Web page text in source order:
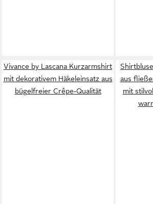
Vivance by Lascana Kurzarmshirt
mit dekorativem Häkeleinsatz aus
bügelfreier Crêpe-Qualität
aus
mit